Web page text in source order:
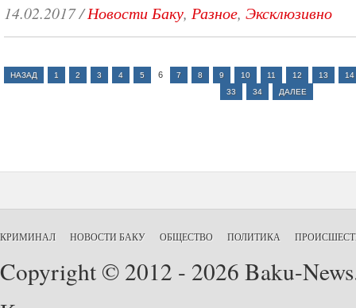
14.02.2017/Новости Баку, Разное, Эксклюзивно
НАЗАД 1 2 3 4 5 6 7 8 9 10 11 12 13
14
33
34 ДАЛЕЕ
КРИМИНАЛ НОВОСТИ БАКУ ОБЩЕСТВО ПОЛИТИКА
Copyright © 2012 - 2026 Baku-